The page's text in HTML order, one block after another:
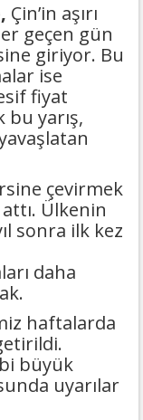
Çin’in aşırı
geçen gün
giriyor. Bu
ise
fiyat
yarış,
çevirmek
Ülkenin
sonra ilk kez
daha
haftalarda
büyük
uyarılar